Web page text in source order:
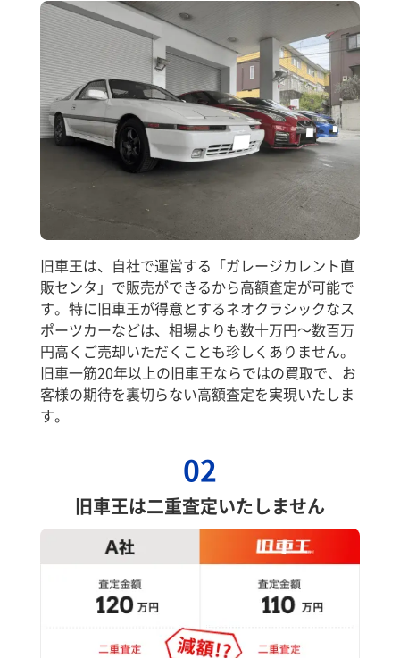
旧車王は、自社で運営する「ガレージカレント直
販センタ」で販売ができるから高額査定が可能で
す。特に旧車王が得意とするネオクラシックなス
ポーツカーなどは、相場よりも数十万円～数百万
円高くご売却いただくことも珍しくありません。
旧車一筋20年以上の旧車王ならではの買取で、お
客様の期待を裏切らない高額査定を実現いたしま
す。
02
旧車王は二重査定いたしません